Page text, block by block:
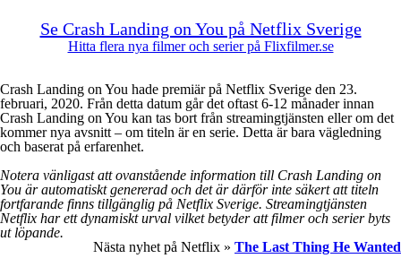
Se Crash Landing on You på Netflix Sverige
Hitta flera nya filmer och serier på Flixfilmer.se
Crash Landing on You hade premiär på Netflix Sverige den 23.
februari, 2020. Från detta datum går det oftast 6-12 månader innan
Crash Landing on You kan tas bort från streamingtjänsten eller om det
kommer nya avsnitt – om titeln är en serie. Detta är bara vägledning
och baserat på erfarenhet.
Notera vänligast att ovanstående information till Crash Landing on
You är automatiskt genererad och det är därför inte säkert att titeln
fortfarande finns tillgänglig på Netflix Sverige. Streamingtjänsten
Netflix har ett dynamiskt urval vilket betyder att filmer och serier byts
ut löpande.
Nästa nyhet på Netflix » The Last Thing He Wanted